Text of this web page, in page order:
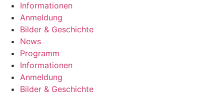
Informationen
Anmeldung
Bilder & Geschichte
News
Programm
Informationen
Anmeldung
Bilder & Geschichte